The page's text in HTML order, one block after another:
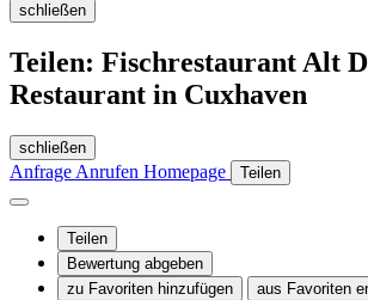
schließen
Teilen: Fischrestaurant Alt
Restaurant in Cuxhaven
schließen
Anfrage Anrufen Homepage Teilen
Teilen
Bewertung abgeben
zu Favoriten hinzufügen
aus Favoriten